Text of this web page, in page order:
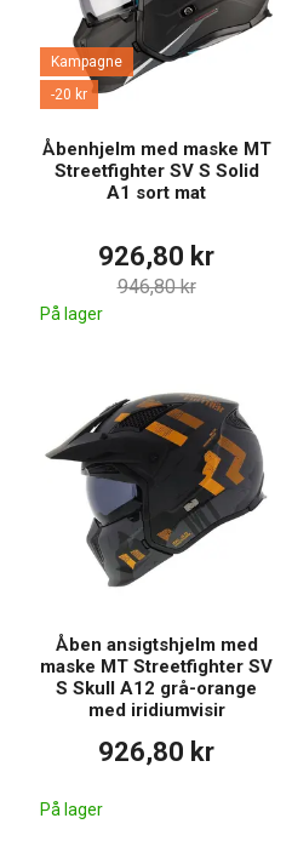
Kampagne
-20 kr
Åbenhjelm med maske MT
Streetfighter SV S Solid
A1 sort mat
926,80 kr
946,80 kr
På lager
Åben ansigtshjelm med
maske MT Streetfighter SV
S Skull A12 grå-orange
med iridiumvisir
926,80 kr
På lager